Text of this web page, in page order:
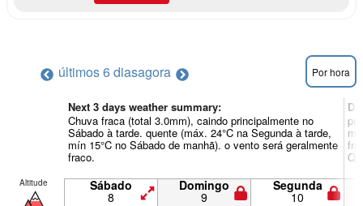
últimos 6 diasagora Por hora
Next 3 days weather summary:
Chuva fraca (total 3.0mm), caindo principalmente no
Sábado à tarde. quente (máx. 24°C na Segunda à tarde,
mín 15°C no Sábado de manhã). o vento será geralmente
fraco.
Altitude Sábado
8
Domingo
9
Segunda
10